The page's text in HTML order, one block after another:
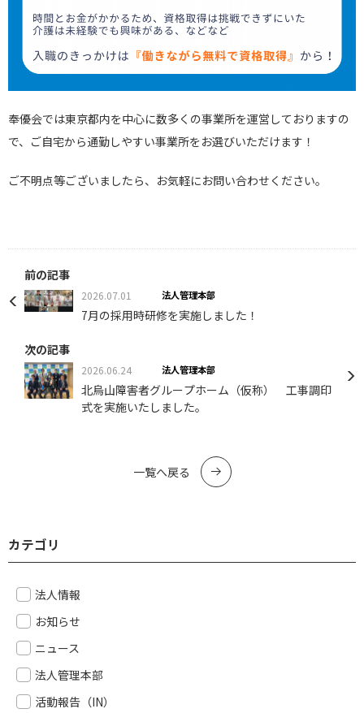
奉優会では東京都内を中心に数多くの事業所を運営しておりますの
で、ご自宅から通勤しやすい事業所をお選びいただけます！
ご不明点等ございましたら、お気軽にお問い合わせください。
前の記事
2026.07.01 法人管理本部
7月の採用時研修を実施しました！
次の記事
2026.06.24 法人管理本部
北烏山障害者グループホーム（仮称） 工事調印
式を実施いたしました。
一覧へ戻る
カテゴリ
法人情報
お知らせ
ニュース
法人管理本部
活動報告（IN）